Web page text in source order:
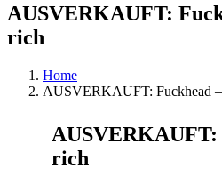
AUSVERKAUFT:
rich
Home
AUSVERKAUFT: Fuckhead –
AUSVERKAUFT:
rich